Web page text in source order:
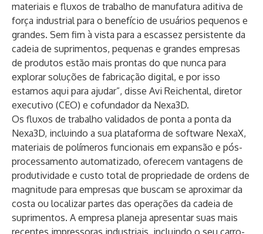
materiais e fluxos de trabalho de manufatura aditiva de
força industrial para o benefício de usuários pequenos e
grandes. Sem fim à vista para a escassez persistente da
cadeia de suprimentos, pequenas e grandes empresas
de produtos estão mais prontas do que nunca para
explorar soluções de fabricação digital, e por isso
estamos aqui para ajudar”, disse Avi Reichental, diretor
executivo (CEO) e cofundador da Nexa3D.
Os fluxos de trabalho validados de ponta a ponta da
Nexa3D, incluindo a sua plataforma de software NexaX,
materiais de polímeros funcionais em expansão e pós-
processamento automatizado, oferecem vantagens de
produtividade e custo total de propriedade de ordens de
magnitude para empresas que buscam se aproximar da
costa ou localizar partes das operações da cadeia de
suprimentos. A empresa planeja apresentar suas mais
recentes impressoras industriais, incluindo o seu carro-